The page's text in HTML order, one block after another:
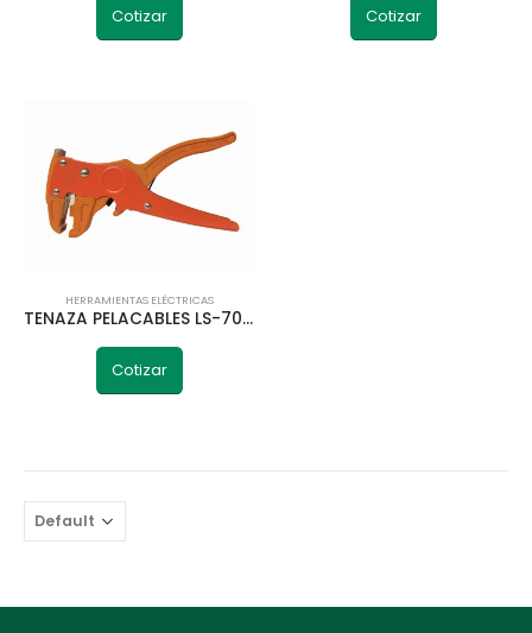
Cotizar Cotizar
HERRAMIENTAS ELÉCTRICAS
TENAZA PELACABLES LS-700F TELETRIC
Cotizar